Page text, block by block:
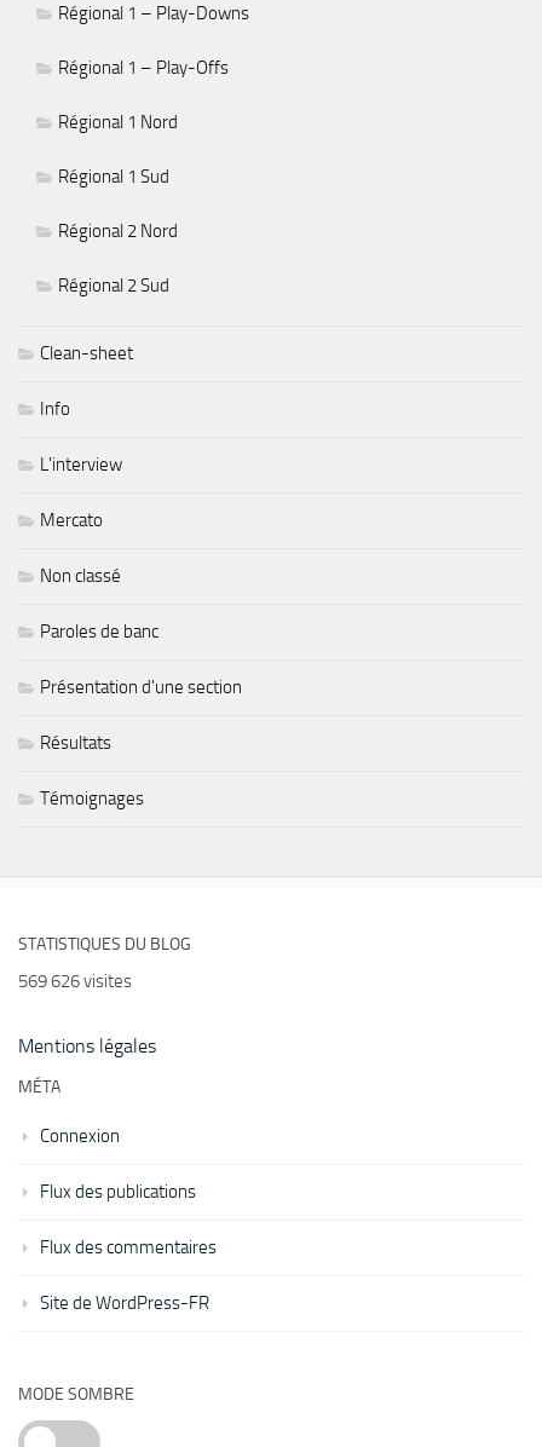
Régional 1 – Play-Downs
Régional 1 – Play-Offs
Régional 1 Nord
Régional 1 Sud
Régional 2 Nord
Régional 2 Sud
Clean-sheet
Info
L'interview
Mercato
Non classé
Paroles de banc
Présentation d'une section
Résultats
Témoignages
STATISTIQUES DU BLOG
569 626 visites
Mentions légales
MÉTA
Connexion
Flux des publications
Flux des commentaires
Site de WordPress-FR
MODE SOMBRE